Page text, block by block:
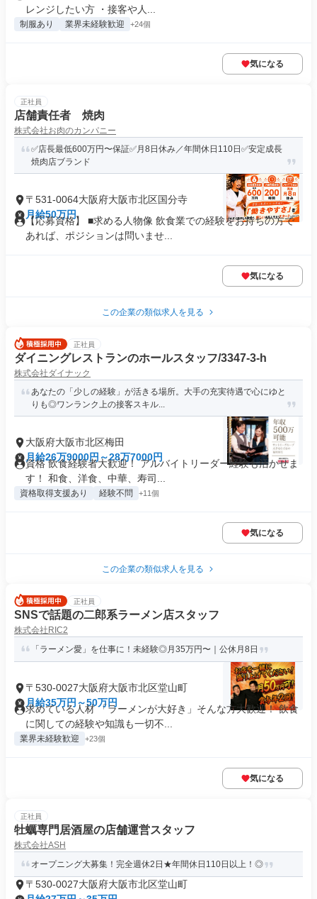
レンジしたい方 ・接客や人...
制服あり 業界未経験歓迎 +24個
気になる
正社員
店舗責任者 焼肉
株式会社お肉のカンパニー
✅店長最低600万円〜保証✅月8日休み／年間休日110日✅安定成長
焼肉店ブランド
〒531-0064大阪府大阪市北区国分寺
月給50万円
【応募資格】 ■求める人物像 飲食業での経験をお持ちの方で
あれば、ポジションは問いませ...
気になる
この企業の類似求人を見る
正社員
ダイニングレストランのホールスタッフ/3347-3-h
株式会社ダイナック
あなたの「少しの経験」が活きる場所。大手の充実待遇で心にゆと
りも◎ワンランク上の接客スキル...
大阪府大阪市北区梅田
月給26万9000円～28万7000円
資格 飲食経験者大歓迎！ アルバイトリーダー経験も活かせま
す！ 和食、洋食、中華、寿司...
資格取得支援あり 経験不問 +11個
気になる
この企業の類似求人を見る
正社員
SNSで話題の二郎系ラーメン店スタッフ
株式会社RIC2
「ラーメン愛」を仕事に！未経験◎月35万円〜｜公休月8日
〒530-0027大阪府大阪市北区堂山町
月給35万円～50万円
求めている人材 「ラーメンが大好き」そんな方大歓迎！ 飲食
に関しての経験や知識も一切不...
業界未経験歓迎 +23個
気になる
正社員
牡蠣専門居酒屋の店舗運営スタッフ
株式会社ASH
オープニング大募集！完全週休2日★年間休日110日以上！◎
〒530-0027大阪府大阪市北区堂山町